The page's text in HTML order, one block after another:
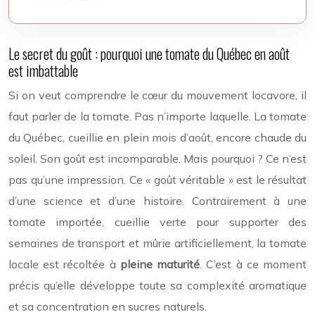
Le secret du goût : pourquoi une tomate du Québec en août
est imbattable
Si on veut comprendre le cœur du mouvement locavore, il
faut parler de la tomate. Pas n’importe laquelle. La tomate
du Québec, cueillie en plein mois d’août, encore chaude du
soleil. Son goût est incomparable. Mais pourquoi ? Ce n’est
pas qu’une impression. Ce « goût véritable » est le résultat
d’une science et d’une histoire. Contrairement à une
tomate importée, cueillie verte pour supporter des
semaines de transport et mûrie artificiellement, la tomate
locale est récoltée à pleine maturité. C’est à ce moment
précis qu’elle développe toute sa complexité aromatique
et sa concentration en sucres naturels.